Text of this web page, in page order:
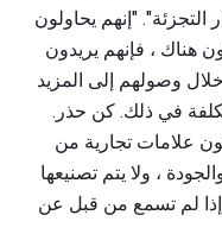
التجزئة". "إنهم يحاولون
هناك ، فإنهم يريدون
وصولهم إلى المزيد
في ذلك. كن حذر.
علامات تجارية من
، ولا يتم تصنيعها
إذا لم تسمع من قبل عن